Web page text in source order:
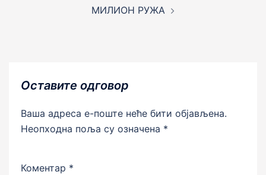
МИЛИОН РУЖА
Оставите одговор
Ваша адреса е-поште неће бити објављена.
Неопходна поља су означена *
Коментар *